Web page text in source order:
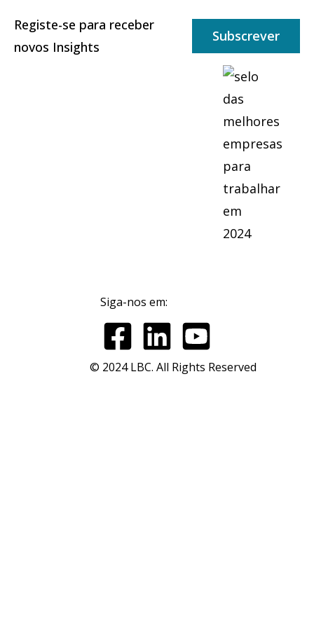
Registe-se para receber
novos Insights
Subscrever
Siga-nos em:
© 2024 LBC. All Rights Reserved